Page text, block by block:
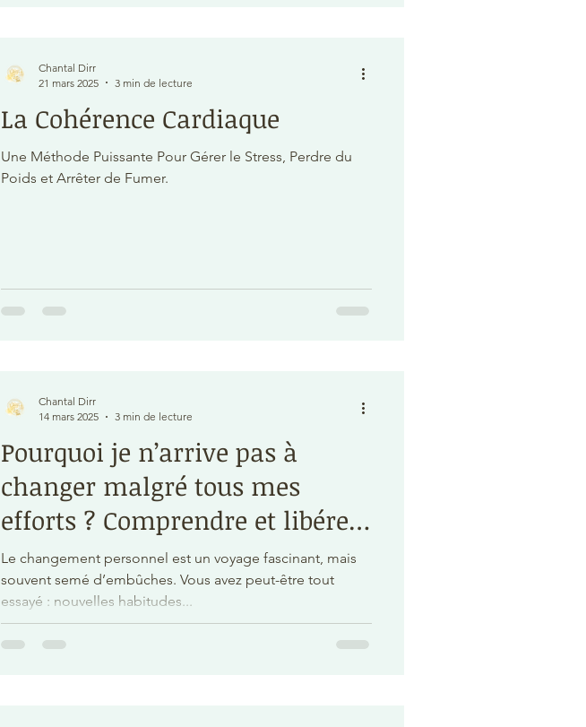
La Cohérence Cardiaque
Une Méthode Puissante Pour Gérer le Stress, Perdre du
Poids et Arrêter de Fumer.
Chantal Dirr
21 mars 2025
3 min de lecture
Pourquoi je n’arrive pas à
changer malgré tous mes
efforts ? Comprendre et libérer
les blocages inconscients
Le changement personnel est un voyage fascinant, mais
souvent semé d’embûches. Vous avez peut-être tout
essayé : nouvelles habitudes...
Chantal Dirr
14 mars 2025
3 min de lecture